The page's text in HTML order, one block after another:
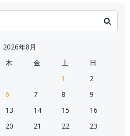
2026年8月
木 金 土
日
1
2
6 7 8
9
13 14 15
16
20 21 22 23